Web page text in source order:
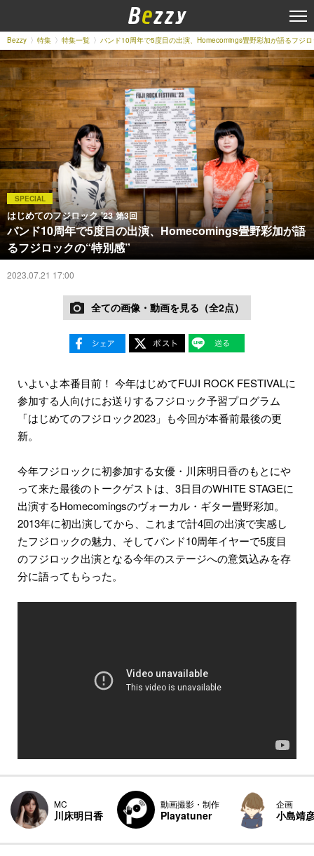
Bezzy 特集 特集一覧 バンド10周年で5度目の出演、Homecomings畳野彩加が語るフジロ
SPECIAL
はじめてのフジロック '23第3回
バンド10周年で5度目の出演、Homecomings畳野彩加が語
るフジロックの“特別感”
2023.07.21 17:00
全ての画像・動画を見る（全2点）
いよいよ本番目前！ 今年はじめてFUJI ROCK FESTIVALに
参加する人向けにお送りするフジロック予習プログラム
「はじめてのフジロック2023」も今回が本番前最後の更
新。
今年フジロックに初参加する女優・川床明日香のもとにや
って来た最後のトークゲストは、3日目のWHITE STAGEに
出演するHomecomingsのヴォーカル・ギター畳野彩加。
2013年に初出演してから、これまで計4回の出演で実感し
たフジロックの魅力、そしてバンド10周年イヤーで5度目
のフジロック出演となる今年のステージへの意気込みを存
分に語ってもらった。
MC
川床明日香
動画撮影・制作
Playatuner
企画
小島靖